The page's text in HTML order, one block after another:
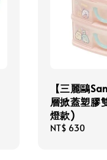
【三麗鷗
層掀蓋塑膠
燈款)
Regular
NT$ 630